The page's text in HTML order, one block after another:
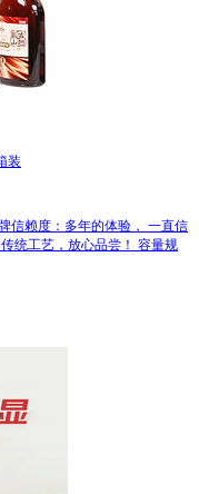
装
信赖度：多年的体验， 一直信
统工艺，放心品尝！ 容量规